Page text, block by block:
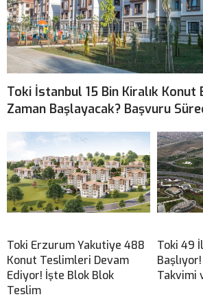
Toki İstanbul 15 Bin Kiralık Konut
Zaman Başlayacak? Başvuru
Toki Erzurum Yakutiye 488
Konut Teslimleri Devam
Ediyor! İşte Blok Blok
Teslim
Toki 49
Takvimi